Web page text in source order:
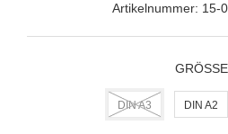
Artikelnummer: 15-
GRÖSSE
DIN A3 DIN A2